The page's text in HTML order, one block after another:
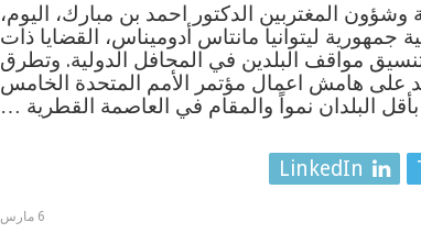
وشؤون المغتربين الدكتور احمد بن مبارك، اليوم،
جمهورية ليتوانيا مانتاس أدوميناس، القضايا ذات
مواقف البلدين في المحافل الدولية. وتطرق
على هامش اعمال مؤتمر الأمم المتحدة الخامس
البلدان نمواً والمقام في العاصمة القطرية …
LinkedIn
6 مارس